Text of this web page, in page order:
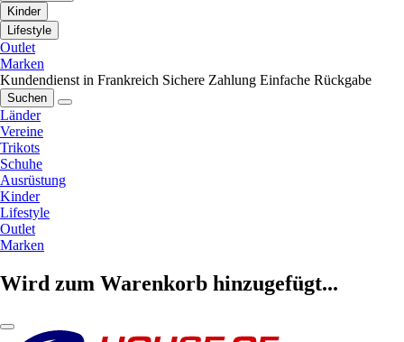
Kinder
Lifestyle
Outlet
Marken
Kundendienst in Frankreich Sichere Zahlung Einfache Rückgabe
Suchen
Länder
Vereine
Trikots
Schuhe
Ausrüstung
Kinder
Lifestyle
Outlet
Marken
Wird zum Warenkorb hinzugefügt...